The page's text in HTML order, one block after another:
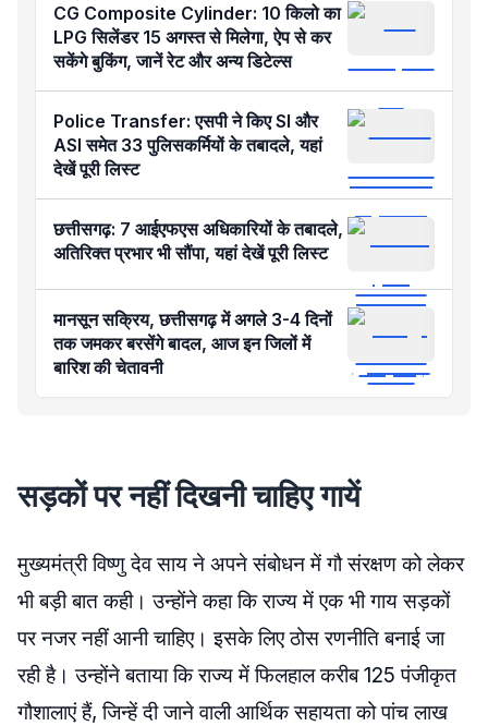
CG Composite Cylinder: 10 किलो का
LPG सिलेंडर 15 अगस्त से मिलेगा, ऐप से कर
सकेंगे बुकिंग, जानें रेट और अन्य डिटेल्स
Police Transfer: एसपी ने किए SI और
ASI समेत 33 पुलिसकर्मियों के तबादले, यहां
देखें पूरी लिस्ट
छत्तीसगढ़: 7 आईएफएस अधिकारियों के तबादले,
अतिरिक्त प्रभार भी सौंपा, यहां देखें पूरी लिस्ट
मानसून सक्रिय, छत्तीसगढ़ में अगले 3-4 दिनों
तक जमकर बरसेंगे बादल, आज इन जिलों में
बारिश की चेतावनी
सड़कों पर नहीं दिखनी चाहिए गायें
मुख्यमंत्री विष्णु देव साय ने अपने संबोधन में गौ संरक्षण को लेकर
भी बड़ी बात कही। उन्होंने कहा कि राज्य में एक भी गाय सड़कों
पर नजर नहीं आनी चाहिए। इसके लिए ठोस रणनीति बनाई जा
रही है। उन्होंने बताया कि राज्य में फिलहाल करीब 125 पंजीकृत
गौशालाएं हैं, जिन्हें दी जाने वाली आर्थिक सहायता को पांच लाख